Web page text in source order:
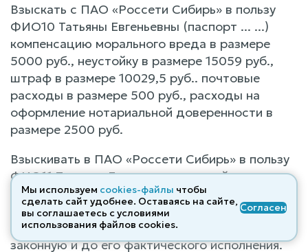
Взыскать с ПАО «Россети Сибирь» в пользу
ФИО10 Татьяны Евгеньевны (паспорт ... ...)
компенсацию морального вреда в размере
5000 руб., неустойку в размере 15059 руб.,
штраф в размере 10029,5 руб.. почтовые
расходы в размере 500 руб., расходы на
оформление нотариальной доверенности в
размере 2500 руб.
Взыскивать в ПАО «Россети Сибирь» в пользу
ФИО11 Татьяны Евгеньевны неустойку в
порядкест.308.3 ГК РФв размере 1075 рублей
за каждый день уклонения от исполнения
решения суда с момента вступления решения в
законную и до его фактического исполнения.
Мы используем cookies-файлы чтобы
сделать сайт удобнее. Оставаясь на сайте,
вы соглашаетесь с условиями
использования файлов cооkies.
Согласен